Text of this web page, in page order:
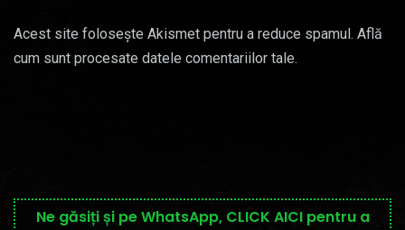
Acest site folosește Akismet pentru a reduce spamul. Află
cum sunt procesate datele comentariilor tale.
Ne găsiți și pe WhatsApp, CLICK AICI pentru a